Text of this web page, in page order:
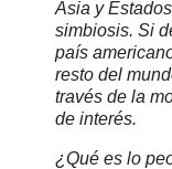
Asia y
simbiosis. Si
país
resto del
través de la
de interés.
¿Qué es lo